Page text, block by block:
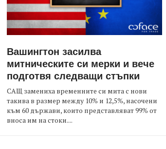
Вашингтон засилва
митническите си мерки и вече
подготвя следващи стъпки
САЩ замениха временните си мита с нови
такива в размер между 10% и 12,5%, насочени
към 60 държави, които представляват 99% от
вноса им на стоки....